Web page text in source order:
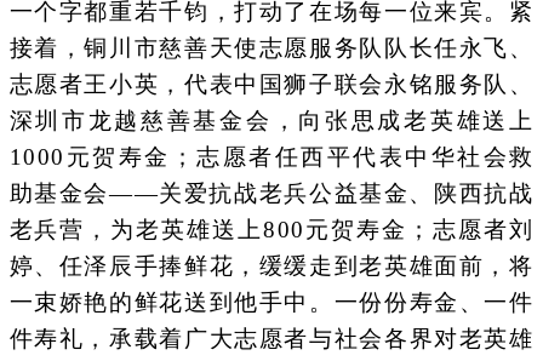
一个字都重若千钧，打动了在场每一位来宾。紧
接着，铜川市慈善天使志愿服务队队长任永飞、
志愿者王小英，代表中国狮子联会永铭服务队、
深圳市龙越慈善基金会，向张思成老英雄送上
1000元贺寿金；志愿者任西平代表中华社会救
助基金会——关爱抗战老兵公益基金、陕西抗战
老兵营，为老英雄送上800元贺寿金；志愿者刘
婷、任泽辰手捧鲜花，缓缓走到老英雄面前，将
一束娇艳的鲜花送到他手中。一份份寿金、一件
件寿礼，承载着广大志愿者与社会各界对老英雄